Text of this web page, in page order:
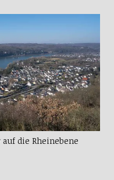
die Rheinebene